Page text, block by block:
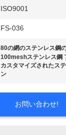
ISO9001
FS-036
80の網のステンレス鋼
100meshステンレス鋼
カスタマイズされたス
ン
お問い合わせ!